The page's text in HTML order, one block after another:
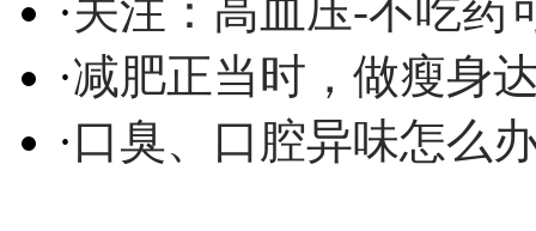
·关注：高血压-不吃药
·减肥正当时，做瘦身
·口臭、口腔异味怎么